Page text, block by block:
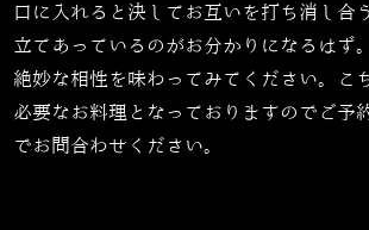
口に入れると決してお互いを打ち消し合
立てあっているのがお分かりになるはず
絶妙な相性を味わってみてください。こ
必要なお料理となっておりますのでご予
でお問合わせください。